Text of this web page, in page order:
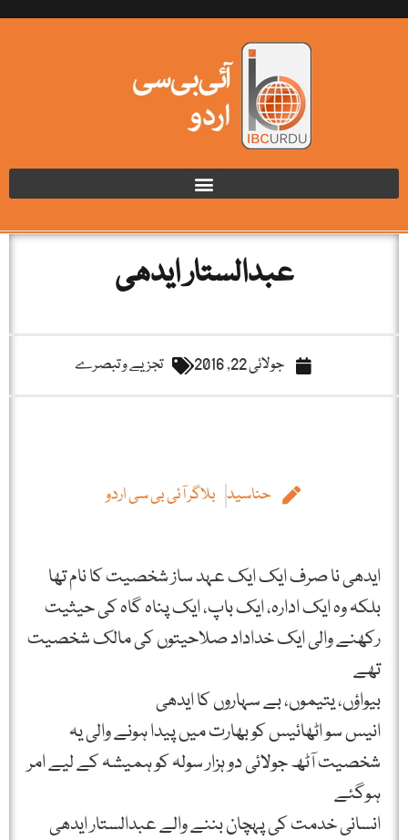
عبدالستار ایدھی
جولائی 22, 2016 تجزیے و تبصرے
حناسید بلاگر آئی بی سی اردو
ایدھی نا صرف ایک ایک عہد ساز شخصیت کا نام تھا
بلکہ وہ ایک ادارہ، ایک باپ، ایک پناہ گاہ کی حیثیت
رکھنے والی ایک خداداد صلاحیتوں کی مالک شخصیت
تھے
بیواؤں، یتیموں، بے سہاروں کا ایدھی
انیس سو اٹھائیس کو بھارت میں پیدا ہونے والی یہ
شخصیت آٹھ جولائی دو ہزار سولہ کو ہمیشہ کے لیے امر
ہوگئے
انسانی خدمت کی پہچان بننے والے عبدالستار ایدھی